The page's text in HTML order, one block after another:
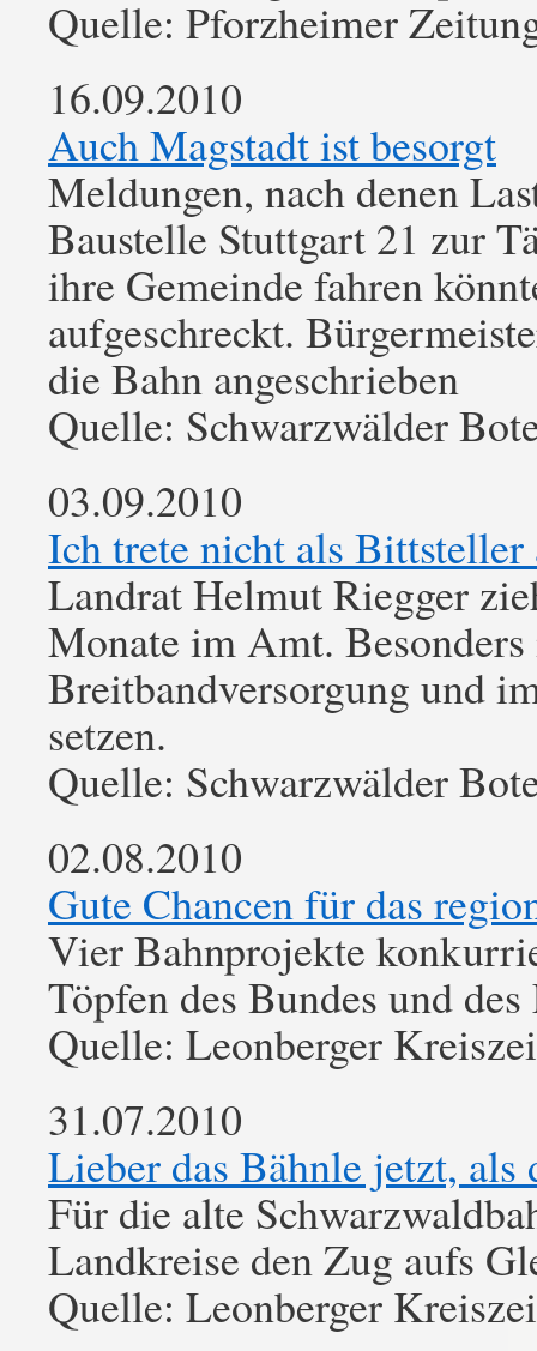
Quelle: Pforzheimer
16.09.2010
Auch Magstadt ist besorgt
Meldungen, nach denen
Baustelle Stuttgart 21 zur
ihre Gemeinde fahren
aufgeschreckt.
die Bahn angeschrieben
Quelle: Schwarzwälder
03.09.2010
Ich trete nicht als Bittsteller
Landrat Helmut Riegger
Monate im Amt.
Breitbandversorgung und
setzen.
Quelle: Schwarzwälder
02.08.2010
Gute Chancen für das
Vier Bahnprojekte
Töpfen des Bundes und des
Quelle: Leonberger
31.07.2010
Lieber das Bähnle jetzt, als
Für die alte
Landkreise den Zug aufs
Quelle: Leonberger